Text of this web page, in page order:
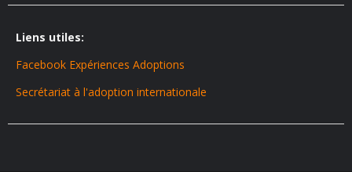
Liens utiles:
Facebook Expériences Adoptions
Secrétariat à l'adoption internationale